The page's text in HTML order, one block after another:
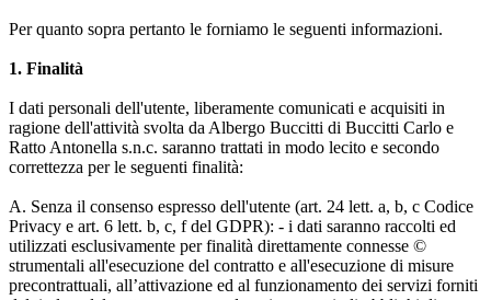
Per quanto sopra pertanto le forniamo le seguenti informazioni.
1. Finalità
I dati personali dell'utente, liberamente comunicati e acquisiti in
ragione dell'attività svolta da Albergo Buccitti di Buccitti Carlo e
Ratto Antonella s.n.c. saranno trattati in modo lecito e secondo
correttezza per le seguenti finalità:
A. Senza il consenso espresso dell'utente (art. 24 lett. a, b, c Codice
Privacy e art. 6 lett. b, c, f del GDPR): - i dati saranno raccolti ed
utilizzati esclusivamente per finalità direttamente connesse ©
strumentali all'esecuzione del contratto e all'esecuzione di misure
precontrattuali, all’attivazione ed al funzionamento dei servizi forniti